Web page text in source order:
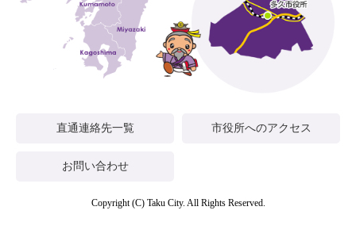
直通連絡先一覧 市役所へのアクセス
お問い合わせ
Copyright (C) Taku City. All Rights Reserved.